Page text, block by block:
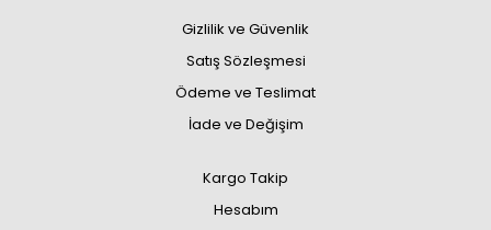
Gizlilik ve Güvenlik
Satış Sözleşmesi
Ödeme ve Teslimat
İade ve Değişim
Kargo Takip
Hesabım